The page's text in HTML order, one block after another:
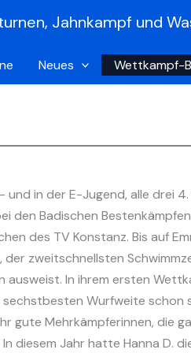
Jahnkampf und
Neues Wettkampf-
und in der E-Jugend, alle drei
den Badischen
des TV Konstanz. Bis auf
zweitschnellsten
ausweist. In ihrem ersten
sechstbesten Wurfweite schon
gute Mehrkämpferinnen, die
diesem Jahr hatte Hanna D.